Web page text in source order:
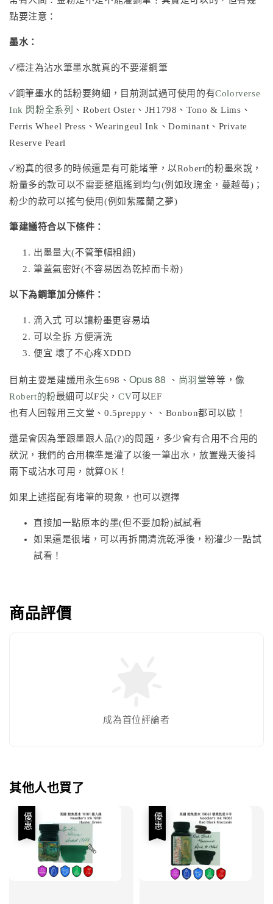
點要注意：
墨水：
✓標注為沾水筆墨水就真的不要灌鋼筆
✓鋼筆墨水的話粉要夠細，目前測試過可使用的有Colorverse
Ink 閃粉全系列
、Robert Oster 、 JH1798 、Tono & Lims 、
Ferris Wheel Press 、Wearingeul Ink 、Dominant、Private
Reserve Pearl
✓粉真的很多的時候還是有可能堵筆，以Robert的粉墨來說，
粉量多的款可以不需要整瓶搖到均勻(例如玫瑰金，蔓越莓)；
粉少的款可以搖勻使用(例如紫羅蘭之夢)
筆建議符合以下條件：
出墨量大(不管筆幅粗細)
筆蓋氣密好(不容易因為乾掉而卡粉)
以下為鋼筆加分條件：
滴入式 可以讓粉墨更容易填
可以全拆 方便清洗
便宜 壞了不心疼XDDD
目前主要是建議用永生698、Opus 88 、 尚羽堂等等，像
Robert的粉最細可以F尖，CV可以EF
也有人回報用三文堂、0.5preppy、、Bonbon都可以歐！
還是會因為筆跟墨跟人品(?)的問題，多少會有合用不合用的
狀況，我們的合用標準是灌了以後一筆出水，放置幾天後抖
兩下或沾水可用，就算OK！
如果上述搭配有堵筆的現象，也可以選擇
直接加一點原本的墨(但不要加粉)試試看
如果還是很堵，可以再拆開清洗乾淨後，粉灌少一點試
試看！
商品評價
成為首位評論者
其他人也買了
優惠 優惠